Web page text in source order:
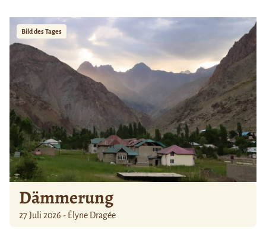
Bild des Tages
Dämmerung
27 Juli 2026 - Élyne Dragée